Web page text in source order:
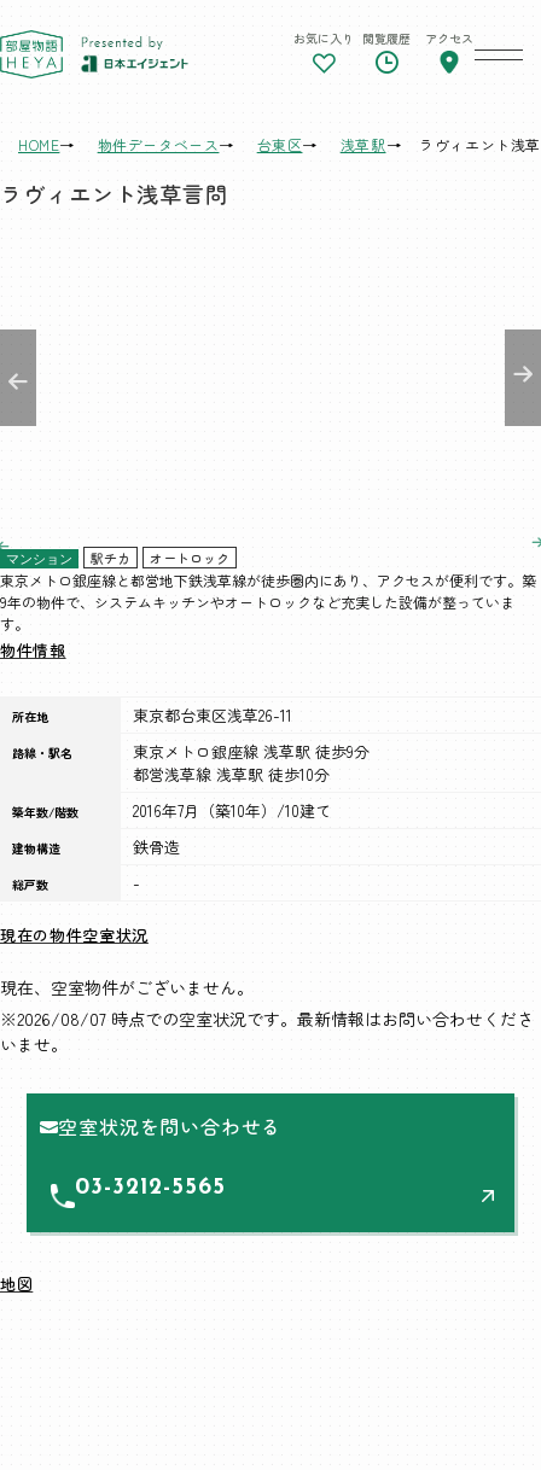
東京 部屋物語 お気に入り 閲覧履歴 アクセス
HOME 物件データベース 台東区 浅草駅 ラヴィエント浅
ラヴィエント浅草言問
マンション 駅チカ オートロック
東京メトロ銀座線と都営地下鉄浅草線が徒歩圏内にあり、アクセスが便利です。築
9年の物件で、システムキッチンやオートロックなど充実した設備が整っていま
す。
物件情報
所在地 東京都台東区浅草26-11
路線・駅名
東京メトロ銀座線 浅草駅 徒歩9分
都営浅草線 浅草駅 徒歩10分
築年数/階数 2016年7月（築10年）/10建て
建物構造 鉄骨造
総戸数 -
現在の物件空室状況
現在、空室物件がございません。
※2026/08/07 時点での空室状況です。最新情報はお問い合わせくださ
いませ。
空室状況を問い合わせる
03-3212-5565
地図